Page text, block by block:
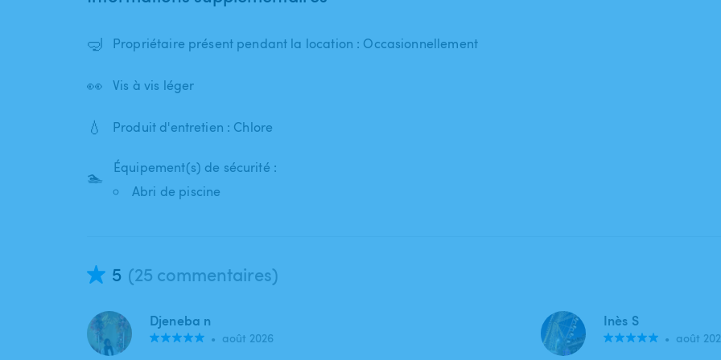
🤿 Propriétaire présent pendant la location : Occasionnellement
👀 Vis à vis léger
💧 Produit d'entretien : Chlore
🏊
Équipement(s) de sécurité :
Abri de piscine
5 (25 commentaires)
Djeneba n
• août 2026
Inès S
• août